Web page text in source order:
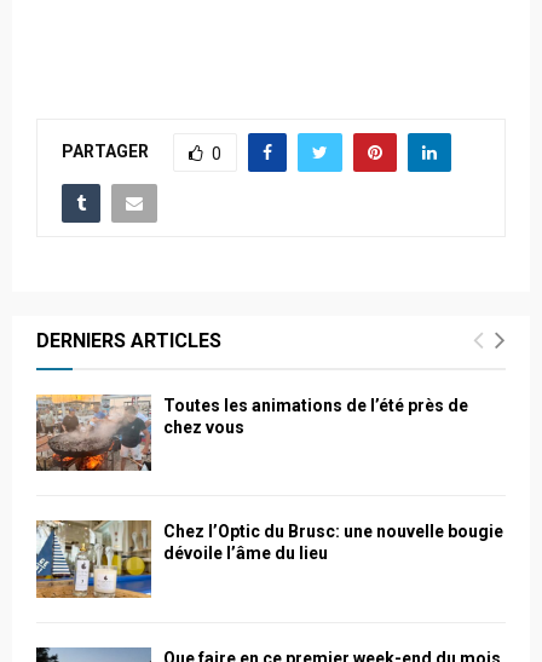
PARTAGER 0
DERNIERS ARTICLES
Toutes les animations de l’été près de
chez vous
Chez l’Optic du Brusc: une nouvelle bougie
dévoile l’âme du lieu
Que faire en ce premier week-end du mois